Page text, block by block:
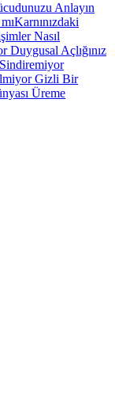
Anlayın
Karnınızdaki
Nasıl
Duygusal Açlığınız
Gizli Bir
Üreme